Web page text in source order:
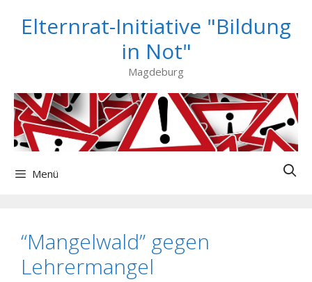
InhaltElternrat-Initiative "Bildung
in Not"
Magdeburg
Menü
“Mangelwald” gegen
Lehrermangel